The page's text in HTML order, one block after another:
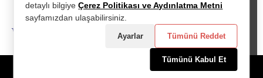
detaylı bilgiyeÇerez Politikası ve Aydınlatma Metni
sayfamızdan ulaşabilirsiniz.
Ayarlar Tümünü Reddet
Tümünü Kabul Et
Alışveriş deneyiminizi iyileştirmek için
yasal düzenlemelere uygun çerezler
(cookies) kullanıyoruz. Detaylı bilgiye
Gizlilik ve Çerez Politikasısayfamızdan
©2025 Tüm Hakları Saklıdır - D&P Perfumum tarafından